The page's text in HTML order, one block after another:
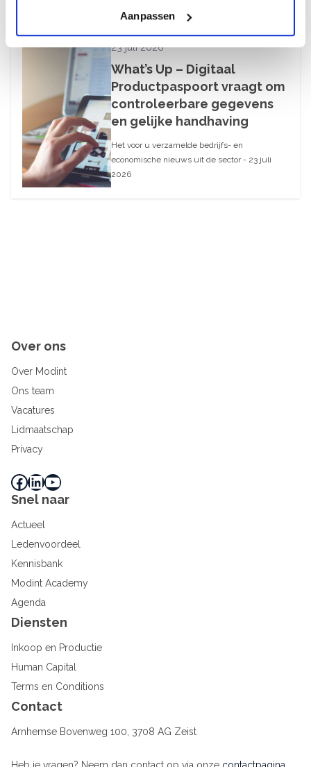
Aanpassen
What’s Up – Digitaal
Productpaspoort vraagt om
controleerbare gegevens
en gelijke handhaving
23 juli 2026
Het voor u verzamelde bedrijfs- en
economische nieuws uit de sector - 23 juli
2026
Over ons
Over Modint
Ons team
Vacatures
Lidmaatschap
Privacy
Facebook LinkedIn YouTube
Snel naar
Actueel
Ledenvoordeel
Kennisbank
Modint Academy
Agenda
Diensten
Inkoop en Productie
Human Capital
Terms en Conditions
Contact
Arnhemse Bovenweg 100, 3708 AG Zeist